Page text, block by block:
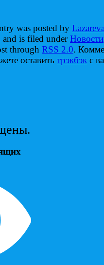
was posted by
and is filed underНовости
through RSS 2.0.
оставить трэкбэк с